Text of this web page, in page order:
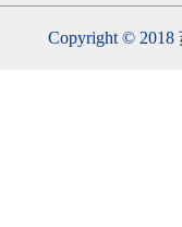
Copyright ©